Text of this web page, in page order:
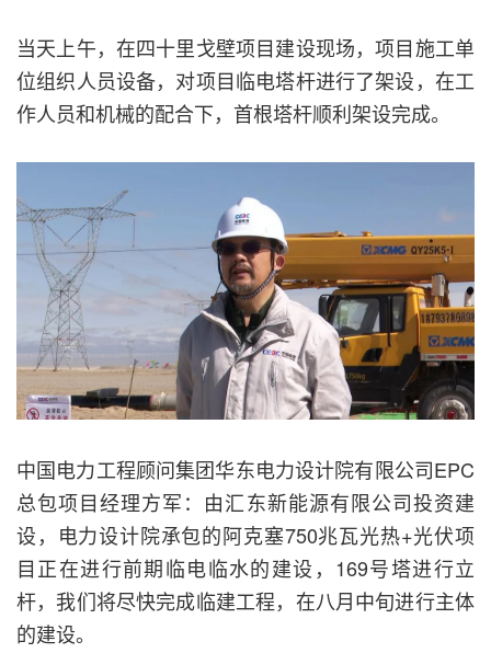
当天上午，在四十里戈壁项目建设现场，项目施工单
位组织人员设备，对项目临电塔杆进行了架设，在工
作人员和机械的配合下，首根塔杆顺利架设完成。
中国电力工程顾问集团华东电力设计院有限公司EPC
总包项目经理方军：由汇东新能源有限公司投资建
设，电力设计院承包的阿克塞750兆瓦光热+光伏项
目正在进行前期临电临水的建设，169号塔进行立
杆，我们将尽快完成临建工程，在八月中旬进行主体
的建设。